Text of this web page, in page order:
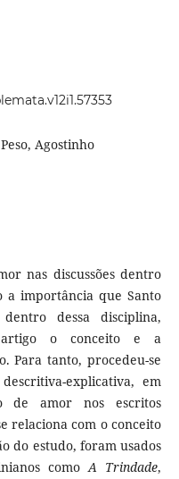
Agostinho
nas discussões dentro
a importância que Santo
dessa disciplina,
artigo o conceito e a
Para tanto, procedeu-se
explicativa, em
de amor nos escritos
relaciona com o conceito
do estudo, foram usados
comoA Trindade,